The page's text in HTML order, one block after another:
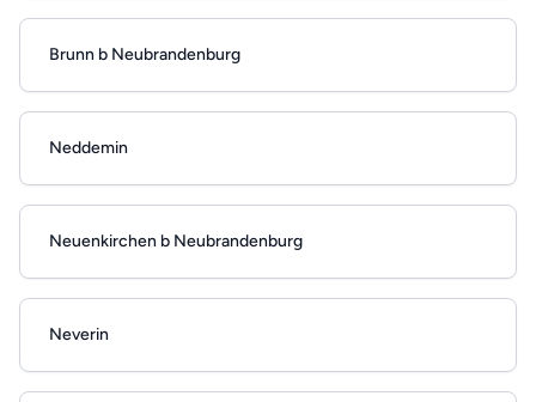
Brunn b Neubrandenburg
Neddemin
Neuenkirchen b Neubrandenburg
Neverin